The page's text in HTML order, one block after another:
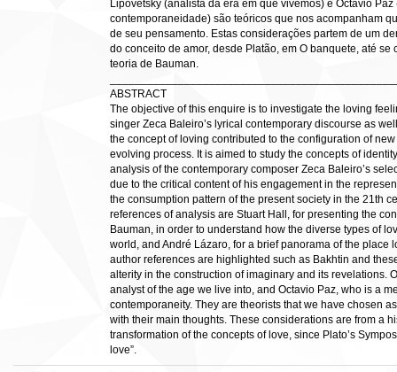
Lipovetsky (analista da era em que vivemos) e Octávio
contemporaneidade) são teóricos que nos acompanham
de seu pensamento. Estas considerações partem de um
do conceito de amor, desde Platão, em O banquete, até
teoria de Bauman.
ABSTRACT
The objective of this enquire is to investigate the loving
singer Zeca Baleiro’s lyrical contemporary discourse as
the concept of loving contributed to the configuration of
evolving process. It is aimed to study the concepts of
analysis of the contemporary composer Zeca Baleiro’s
due to the critical content of his engagement in the
the consumption pattern of the present society in the 21th
references of analysis are Stuart Hall, for presenting the
Bauman, in order to understand how the diverse types of
world, and André Lázaro, for a brief panorama of the place
author references are highlighted such as Bakhtin and
alterity in the construction of imaginary and its revelations.
analyst of the age we live into, and Octavio Paz, who is a
contemporaneity. They are theorists that we have chosen
with their main thoughts. These considerations are from a
transformation of the concepts of love, since Plato’s
love”.